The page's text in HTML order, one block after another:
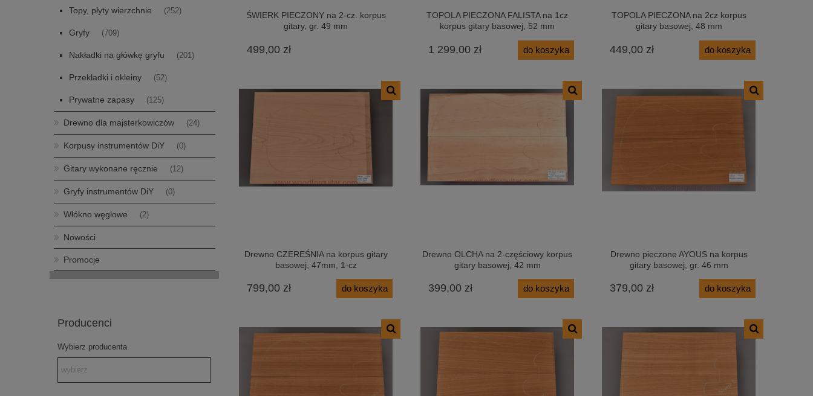
Topy, płyty wierzchnie (252)
Gryfy (709)
Nakładki na główkę gryfu (201)
Przekładki i okleiny (52)
Prywatne zapasy (125)
Drewno dla majsterkowiczów (24)
Korpusy instrumentów DiY (0)
Gitary wykonane ręcznie (12)
Gryfy instrumentów DiY (0)
Włókno węglowe (2)
Nowości
Promocje
Producenci
Wybierz producenta
ŚWIERK PIECZONY na 2-cz. korpus
gitary, gr. 49 mm
499,00 zł
TOPOLA PIECZONA FALISTA na 1cz
korpus gitary basowej, 52 mm
1 299,00 zł do koszyka
TOPOLA PIECZONA na 2cz korpus
gitary basowej, 48 mm
449,00 zł do koszyka
Drewno CZEREŚNIA na korpus gitary
basowej, 47mm, 1-cz
799,00 zł do koszyka
Drewno OLCHA na 2-częściowy korpus
gitary basowej, 42 mm
399,00 zł do koszyka
Drewno pieczone AYOUS na korpus
gitary basowej, gr. 46 mm
379,00 zł do koszyka